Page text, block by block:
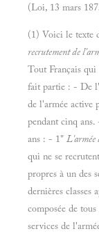
(Loi, 13 mars
(1) Voici le texte
recrutement de
Tout Français
fait partie : - De
de l'armée active
pendant cinq
ans : - 1" L'armée
qui ne se
propres à un des
dernières classes
composée de
services de